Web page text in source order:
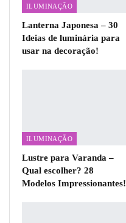
ILUMINAÇÃO
Lanterna Japonesa – 30
Ideias de luminária para
usar na decoração!
ILUMINAÇÃO
Lustre para Varanda –
Qual escolher? 28
Modelos Impressionantes!